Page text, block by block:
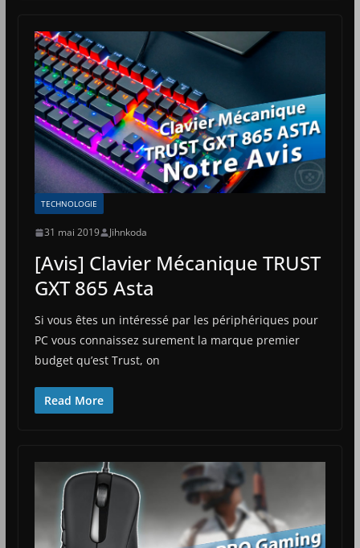
TECHNOLOGIE
31 mai 2019 Jihnkoda
[Avis] Clavier Mécanique TRUST
GXT 865 Asta
Si vous êtes un intéressé par les périphériques pour
PC vous connaissez surement la marque premier
budget qu’est Trust, on
Read More